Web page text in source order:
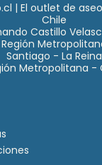
| El outlet de
Chile
Castillo
Región
Santiago - La Reina
Metropolitana -